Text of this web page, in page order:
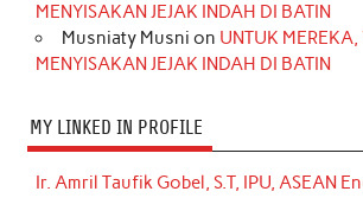
MENYISAKAN JEJAK INDAH DI BATIN
Musniaty Musni on UNTUK MEREKA,
MENYISAKAN JEJAK INDAH DI BATIN
MY LINKED IN PROFILE
Ir. Amril Taufik Gobel, S.T, IPU, ASEAN